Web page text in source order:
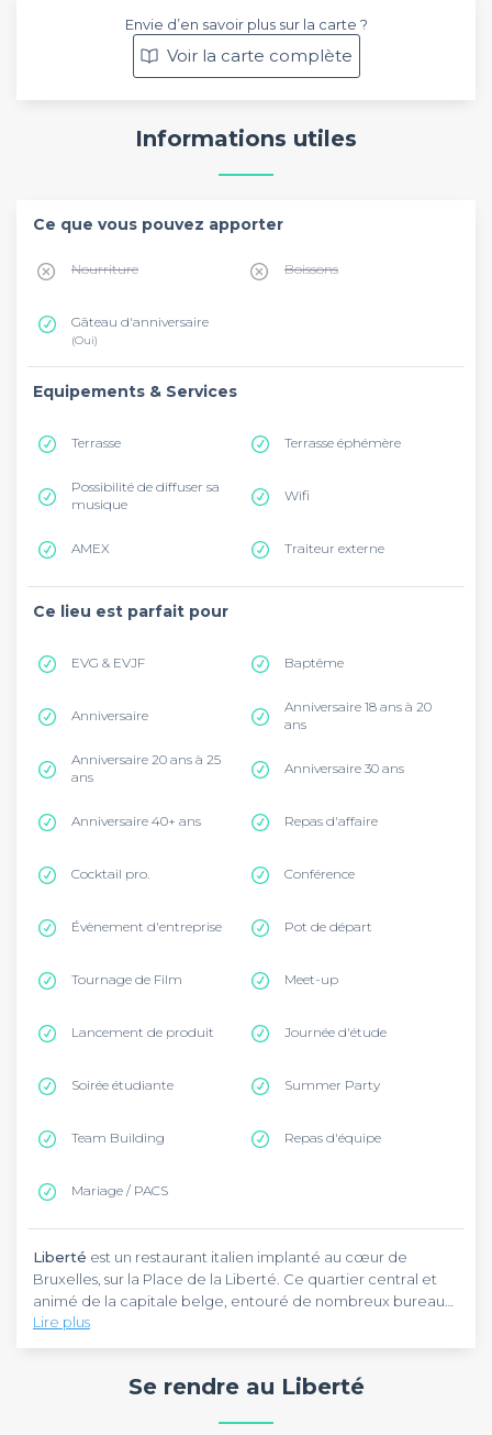
Envie d’en savoir plus sur la carte ?
Voir la carte complète
Informations utiles
Ce que vous pouvez apporter
Nourriture Boissons
Gâteau d'anniversaire
(Oui)
Equipements & Services
Terrasse Terrasse éphémère
Possibilité de diffuser sa
musique
Wifi
AMEX Traiteur externe
Ce lieu est parfait pour
EVG & EVJF Baptême
Anniversaire
Anniversaire 18 ans à 20
ans
Anniversaire 20 ans à 25
ans
Anniversaire 30 ans
Anniversaire 40+ ans Repas d'affaire
Cocktail pro. Conférence
Évènement d'entreprise Pot de départ
Tournage de Film Meet-up
Lancement de produit Journée d'étude
Soirée étudiante Summer Party
Team Building Repas d'équipe
Mariage / PACS
Liberté est un restaurant italien implanté au cœur de
Bruxelles, sur la Place de la Liberté. Ce quartier central et
animé de la capitale belge, entouré de nombreux bureaux
et à deux pas de la Rue Royale, en fait une adresse
accessible à tous. Pour s'y rendre, la station de métro
Libertéest un restaurant de cuisine régionale italienne,
L'ambiance est familiale et chaleureuse, idéale pour un
Lire plus
Se rendre au Liberté